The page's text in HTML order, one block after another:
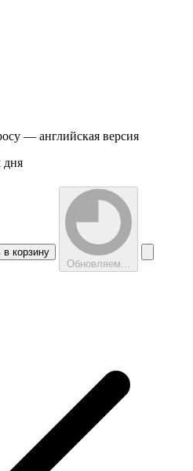
— английская версия
дня
в корзину
Обновляем...